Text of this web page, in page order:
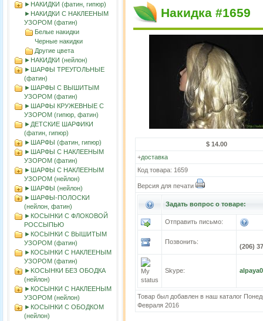
►НАКИДКИ (фатин, гипюр)
►НАКИДКИ С НАКЛЕЕНЫМ
УЗОРОМ (фатин)
Белые накидки
Черные накидки
Другие цвета
►НАКИДКИ (нейлон)
►ШАРФЫ ТРЕУГОЛЬНЫЕ
(фатин)
►ШАРФЫ С ВЫШИТЫМ
УЗОРОМ (фатин)
►ШАРФЫ КРУЖЕВНЫЕ С
УЗОРОМ (гипюр, фатин)
►ДЕТСКИЕ ШАРФИКИ
(фатин, гипюр)
►ШАРФЫ (фатин, гипюр)
►ШАРФЫ С НАКЛЕЕНЫМ
УЗОРОМ (фатин)
►ШАРФЫ С НАКЛЕЕНЫМ
УЗОРОМ (нейлон)
►ШАРФЫ (нейлон)
►ШАРФЫ-ПОЛОСКИ
(нейлон, фатин)
►КОСЫНКИ С ФЛОКОВОЙ
РОССЫПЬЮ
►КОСЫНКИ С ВЫШИТЫМ
УЗОРОМ (фатин)
►КОСЫНКИ С НАКЛЕЕНЫМ
УЗОРОМ (фатин)
►KOСЫНКИ БЕЗ ОБОДКА
(нейлон)
►КОСЫНКИ С НАКЛЕЕНЫМ
УЗОРОМ (нейлон)
►КОСЫНКИ С ОБОДКОМ
(нейлон)
Накидка #1659
$ 14.00
+доставка
Код товара: 1659
Версия для печати
Задать вопрос о товаре:
Отправить письмо:
Позвонить:
(206)
Skype:
Товар был добавлен в наш каталог
Февраля 2016